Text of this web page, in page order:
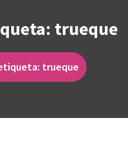
trueque
trueque